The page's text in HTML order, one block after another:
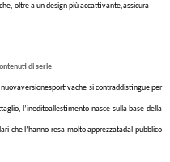
oltre a un design più accattivante,assicura
di serie
nuovaversionesportivache si contraddistingueper
l’ineditoallestimento nasce sulla base della
che l’hanno resa molto apprezzatadal pubblico